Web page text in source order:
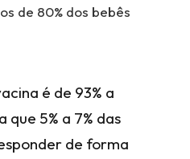
de 80% dos bebês
é de 93% a
que 5% a 7% das
de forma